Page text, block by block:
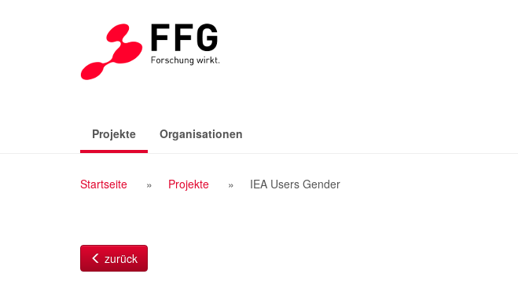
Projekte(aktiv)Organisationen
Breadcrumb
Startseite Projekte IEA Users Gender
zurück